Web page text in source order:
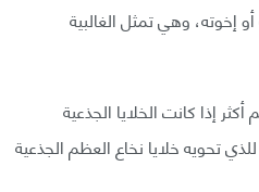
إخوته، وهي تمثل الغالبية
إذا كانت الخلايا الجذعية
تحويه خلايا نخاع العظم الجذعية